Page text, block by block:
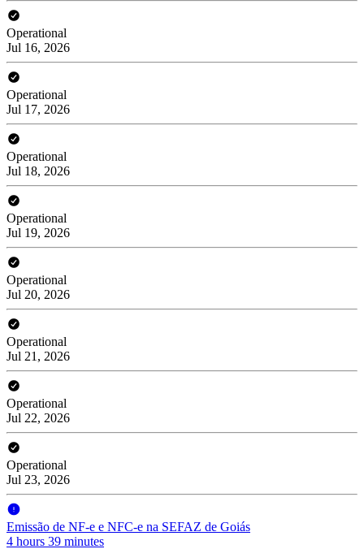
Operational
Jul 16, 2026
Operational
Jul 17, 2026
Operational
Jul 18, 2026
Operational
Jul 19, 2026
Operational
Jul 20, 2026
Operational
Jul 21, 2026
Operational
Jul 22, 2026
Operational
Jul 23, 2026
Emissão de NF-e e NFC-e na SEFAZ de Goiás
4 hours 39 minutes